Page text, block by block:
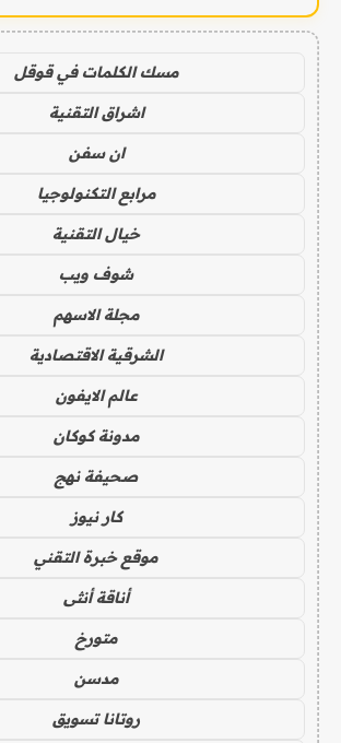
مسك الكلمات في قوقل
اشراق التقنية
ان سفن
مرابع التكنولوجيا
خيال التقنية
شوف ويب
مجلة الاسهم
الشرقية الاقتصادية
عالم الايفون
مدونة كوكان
صحيفة نهج
كار نيوز
موقع خبرة التقني
أناقة أنثى
متورخ
مدسن
روتانا تسويق